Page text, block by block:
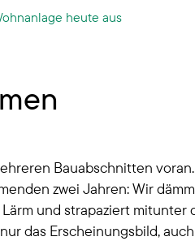
heute aus
Bauabschnitten
zwei Jahren: Wir
und strapaziert
das Erscheinungsbild,